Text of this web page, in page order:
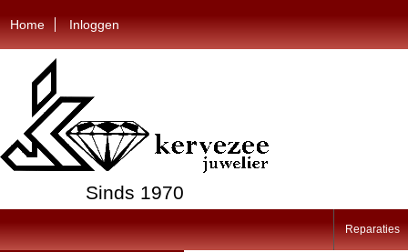
Home Inloggen
Sinds 1970
Reparaties